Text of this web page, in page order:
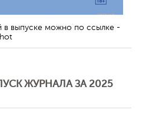
в выпуске можно по ссылке -
ЖУРНАЛА ЗА 2025